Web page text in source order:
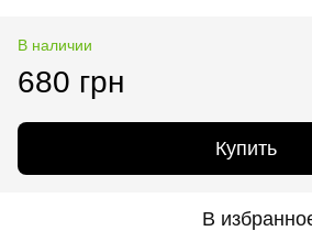
В наличии
680 грн
Купить
В